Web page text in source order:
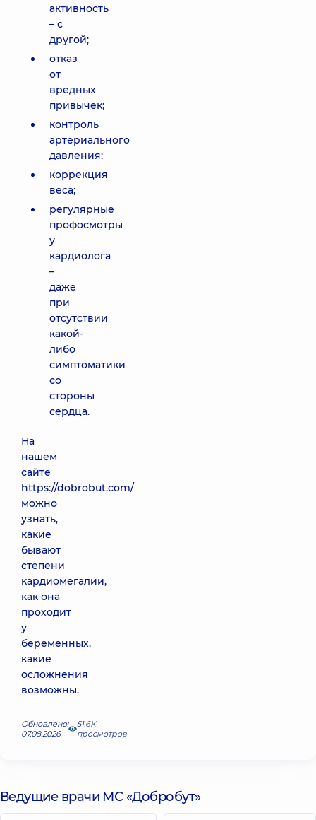
активность
– с
другой;
отказ
от
вредных
привычек;
контроль
артериального
давления;
коррекция
веса;
регулярные
профосмотры
у
кардиолога
–
даже
при
отсутствии
какой-
либо
симптоматики
со
стороны
сердца.
На
нашем
сайте
https://dobrobut.com/
можно
узнать,
какие
бывают
степени
кардиомегалии,
как она
проходит
у
беременных,
какие
осложнения
возможны.
Обновлено:
07.08.2026
51.6К
просмотров
Ведущие врачи МС «Добробут»